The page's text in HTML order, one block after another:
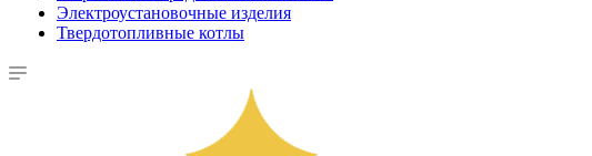
Электроустановочные изделия
Твердотопливные котлы